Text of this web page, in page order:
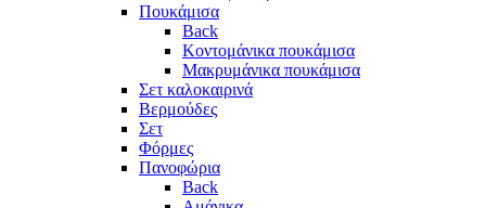
Πουκάμισα
Back
Κοντομάνικα πουκάμισα
Μακρυμάνικα πουκάμισα
Σετ καλοκαιρινά
Βερμούδες
Σετ
Φόρμες
Πανοφώρια
Back